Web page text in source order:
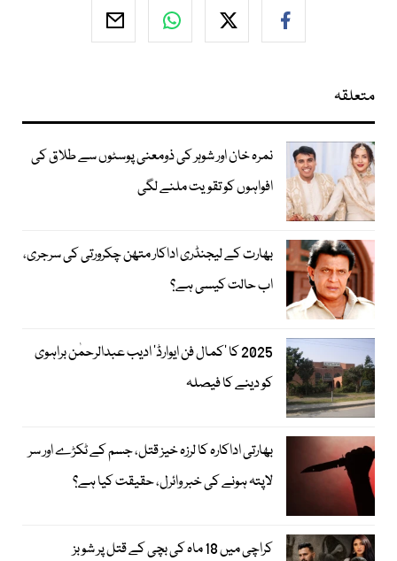
متعلقہ
نمرہ خان اور شوہر کی ذومعنی پوسٹوں سے طلاق کی
افواہوں کو تقویت ملنے لگی
بھارت کے لیجنڈری اداکار متھن چکرورتی کی سرجری،
اب حالت کیسی ہے؟
2025 کا ’کمال فن ایوارڈ‘ ادیب عبدالرحمٰن براہوی
کو دینے کا فیصلہ
بھارتی اداکارہ کا لرزہ خیز قتل، جسم کے ٹکڑے اور سر
لاپتہ ہونے کی خبر وائرل، حقیقت کیا ہے؟
کراچی میں 18 ماہ کی بچی کے قتل پر شوبز